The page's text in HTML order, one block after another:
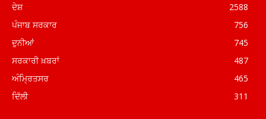
ਦੇਸ਼
2588
ਪੰਜਾਬ ਸਰਕਾਰ
756
ਦੁਨੀਆਂ
745
ਸਰਕਾਰੀ ਖ਼ਬਰਾਂ
487
ਅੰਮ੍ਰਿਤਸਰ
465
ਦਿੱਲੀ
311